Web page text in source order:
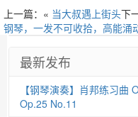
下
上一篇：« 当大叔遇上街头
钢琴，一发不可收拾，高能涌
最新发布
【钢琴演奏】肖邦练习曲
Op.25 No.11